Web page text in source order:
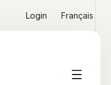
Login Français